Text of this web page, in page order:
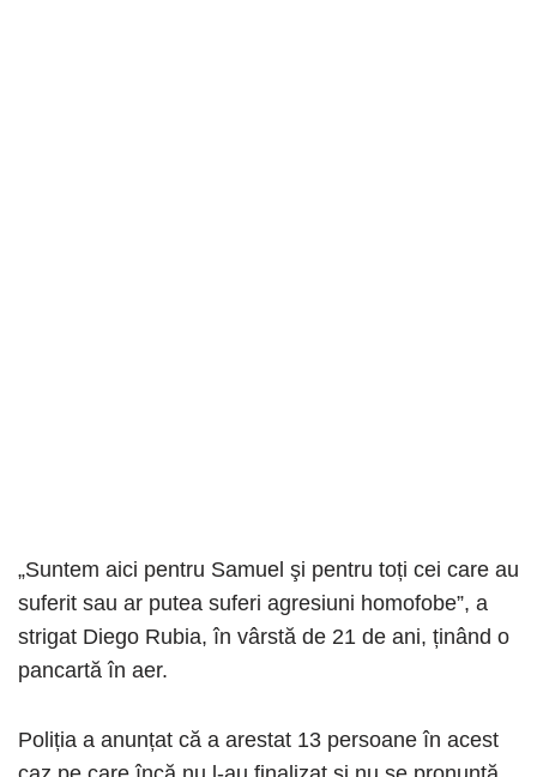
„Suntem aici pentru Samuel şi pentru toți cei care au
suferit sau ar putea suferi agresiuni homofobe”, a
strigat Diego Rubia, în vârstă de 21 de ani, ținând o
pancartă în aer.
Poliția a anunțat că a arestat 13 persoane în acest